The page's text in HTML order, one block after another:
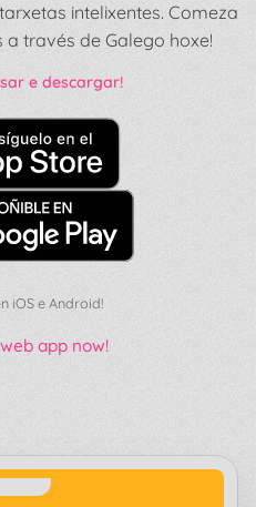
intelixentes. Comeza
través de Galego hoxe!
e descargar!
iOS e Android!
app now!